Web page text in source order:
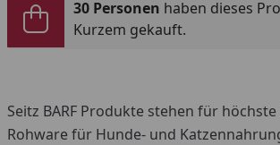
30 Personen haben dieses
Kurzem gekauft.
Seitz BARF Produkte stehen für
Rohware für Hunde- und